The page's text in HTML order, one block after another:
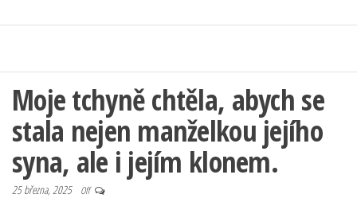
Moje tchyně chtěla, abych se
stala nejen manželkou jejího
syna, ale i jejím klonem.
25 března, 2025 Off